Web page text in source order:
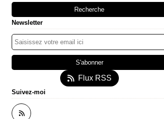
Newsletter
Flux RSS
Suivez-moi